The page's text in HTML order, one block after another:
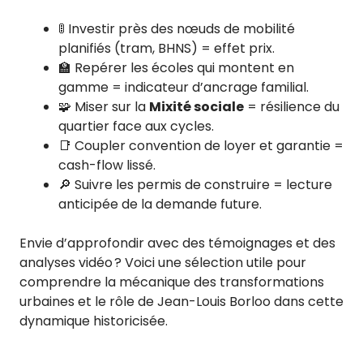
🚦 Investir près des nœuds de mobilité
planifiés (tram, BHNS) = effet prix.
🏫 Repérer les écoles qui montent en
gamme = indicateur d’ancrage familial.
🧩 Miser sur la Mixité sociale = résilience du
quartier face aux cycles.
📑 Coupler convention de loyer et garantie =
cash-flow lissé.
🔎 Suivre les permis de construire = lecture
anticipée de la demande future.
Envie d’approfondir avec des témoignages et des
analyses vidéo ? Voici une sélection utile pour
comprendre la mécanique des transformations
urbaines et le rôle de Jean-Louis Borloo dans cette
dynamique historicisée.